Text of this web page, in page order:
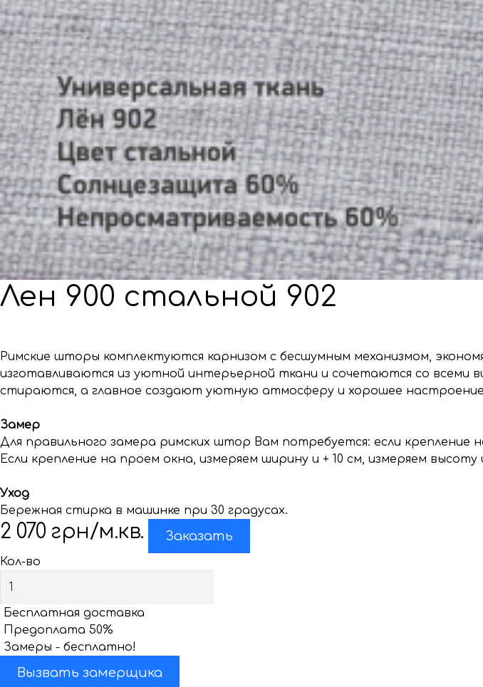
Лен 900 стальной 902
Римские шторы комплектуются карнизом с бесшумным механизмом,
изготавливаются из уютной интерьерной ткани и сочетаются со всеми
стираются, а главное создают уютную атмосферу и хорошее
Замер
Для правильного замера римских штор Вам потребуется: если
Если крепление на проем окна, измеряем ширину и + 10 см, измеряем высоту и
Уход
Бережная стирка в машинке при 30 градусах.
2 070 грн/м.кв. Заказать
Кол-во
Бесплатная доставка
Предоплата 50%
Замеры - бесплатно!
Вызвать замерщика